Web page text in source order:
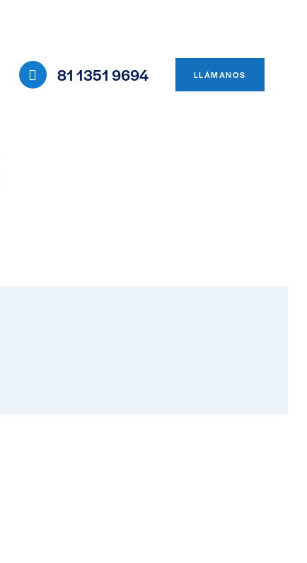
81 1351 9694 LLÁMANOS